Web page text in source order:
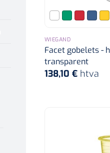
WIEGAND
Facet gobelets -
transparent
138,10 € htva